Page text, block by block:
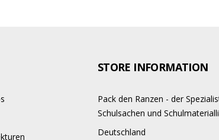
STORE INFORMATION
Pack den Ranzen - der
Schulsachen und
Deutschland